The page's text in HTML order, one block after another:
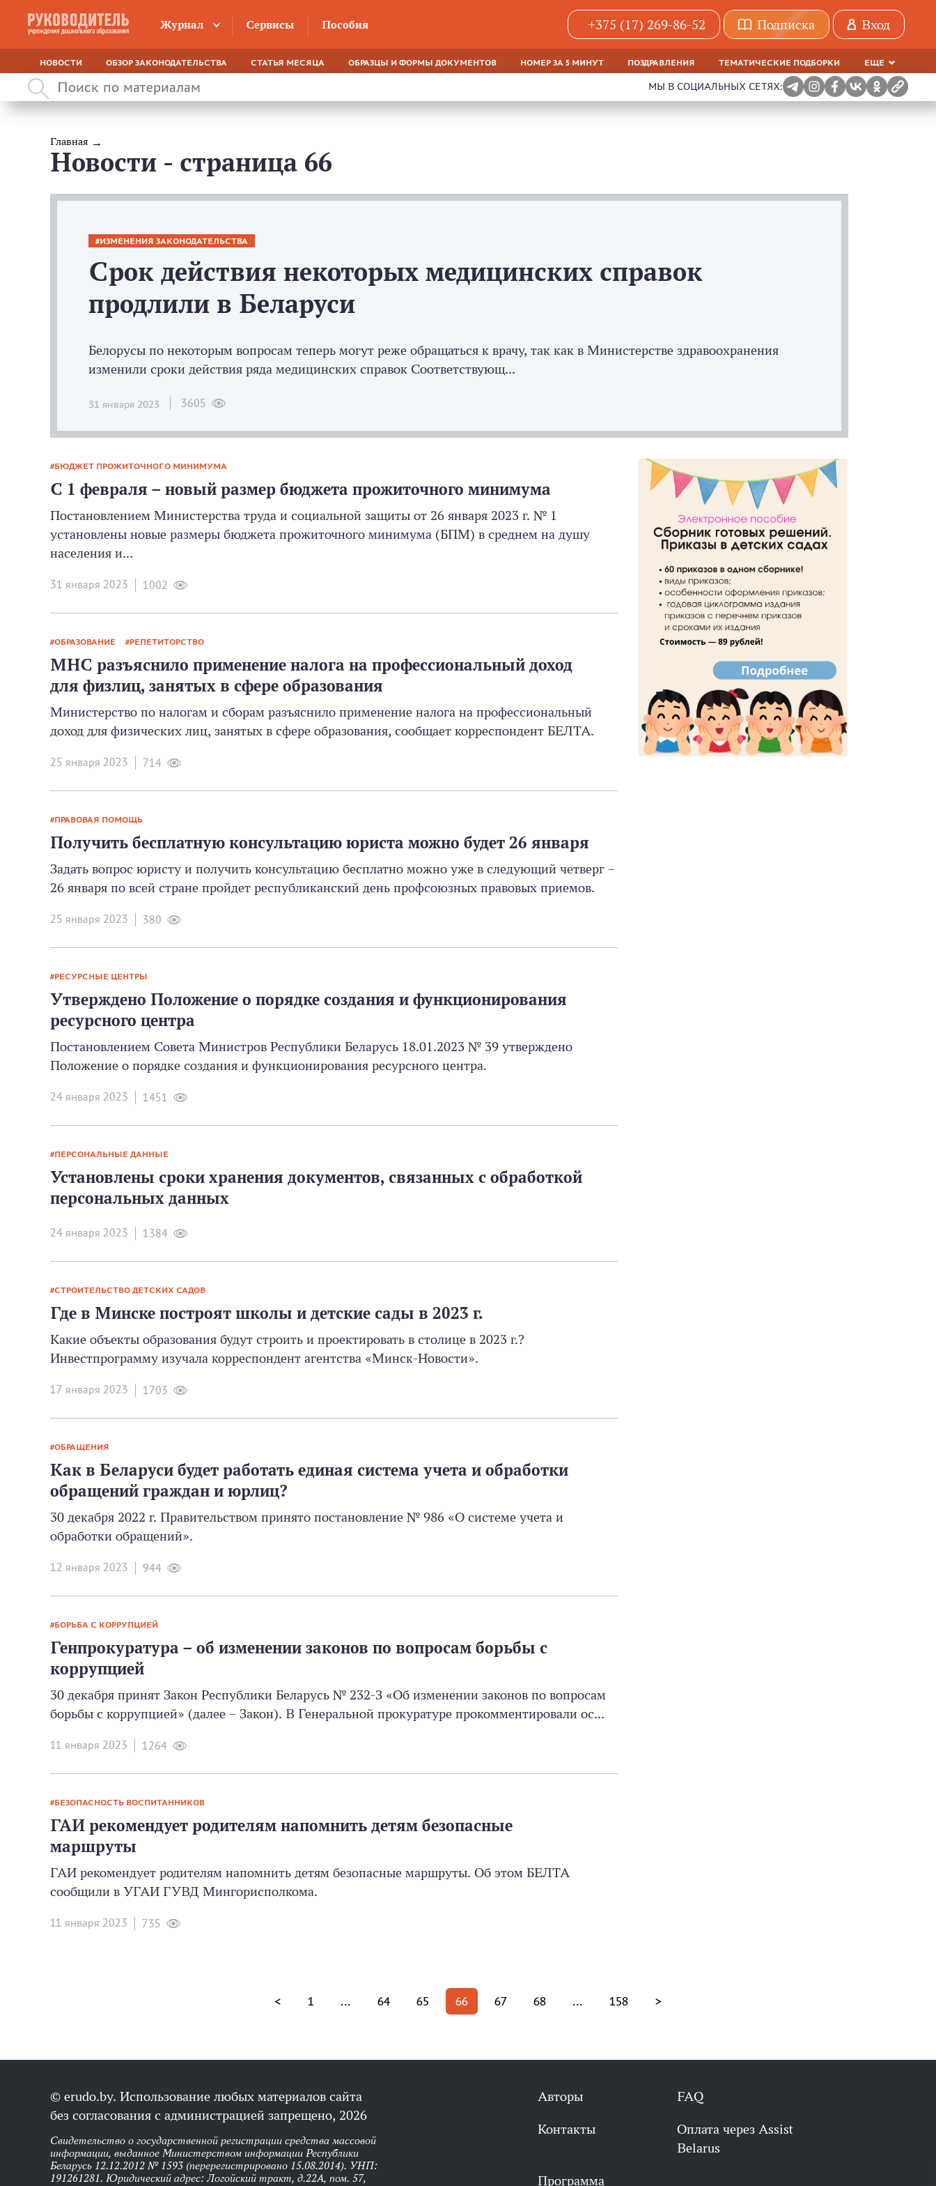
Журнал Сервисы Пособия +375 (17) 269-86-52 Подписка Вход
НОВОСТИ ОБЗОР ЗАКОНОДАТЕЛЬСТВА СТАТЬЯ МЕСЯЦА ОБРАЗЦЫ И ФОРМЫ ДОКУМЕНТОВ НОМЕР ЗА 5 МИНУТ ПОЗДРАВЛЕНИЯ ТЕМАТИЧЕСКИЕ ПОДБОРКИ ЕЩЕ
МЫ В СОЦИАЛЬНЫХ СЕТЯХ:
Главная
Новости - страница 66
ИЗМЕНЕНИЯ ЗАКОНОДАТЕЛЬСТВА
Срок действия некоторых медицинских справок
продлили в Беларуси
Белорусы по некоторым вопросам теперь могут реже обращаться к врачу, так как в Министерстве здравоохранения
изменили сроки действия ряда медицинских справок Соответствующ...
31 января 2023 3605
БЮДЖЕТ ПРОЖИТОЧНОГО МИНИМУМА
С 1 февраля – новый размер бюджета прожиточного минимума
Постановлением Министерства труда и социальной защиты от 26 января 2023 г. № 1
установлены новые размеры бюджета прожиточного минимума (БПМ) в среднем на душу
населения и...
31 января 2023 1002
ОБРАЗОВАНИЕ РЕПЕТИТОРСТВО
МНС разъяснило применение налога на профессиональный доход
для физлиц, занятых в сфере образования
Министерство по налогам и сборам разъяснило применение налога на профессиональный
доход для физических лиц, занятых в сфере образования, сообщает корреспондент БЕЛТА.
25 января 2023 714
ПРАВОВАЯ ПОМОЩЬ
Получить бесплатную консультацию юриста можно будет 26 января
Задать вопрос юристу и получить консультацию бесплатно можно уже в следующий четверг –
26 января по всей стране пройдет республиканский день профсоюзных правовых приемов.
25 января 2023 380
РЕСУРСНЫЕ ЦЕНТРЫ
Утверждено Положение о порядке создания и функционирования
ресурсного центра
Постановлением Совета Министров Республики Беларусь 18.01.2023 № 39 утверждено
Положение о порядке создания и функционирования ресурсного центра.
24 января 2023 1451
ПЕРСОНАЛЬНЫЕ ДАННЫЕ
Установлены сроки хранения документов, связанных с обработкой
персональных данных
24 января 2023 1384
СТРОИТЕЛЬСТВО ДЕТСКИХ САДОВ
Где в Минске построят школы и детские сады в 2023 г.
Какие объекты образования будут строить и проектировать в столице в 2023 г.?
Инвестпрограмму изучала корреспондент агентства «Минск-Новости».
17 января 2023 1703
ОБРАЩЕНИЯ
Как в Беларуси будет работать единая система учета и обработки
обращений граждан и юрлиц?
30 декабря 2022 г. Правительством принято постановление № 986 «О системе учета и
обработки обращений».
12 января 2023 944
БОРЬБА С КОРРУПЦИЕЙ
Генпрокуратура – об изменении законов по вопросам борьбы с
коррупцией
30 декабря принят Закон Республики Беларусь № 232-З «Об изменении законов по вопросам
борьбы с коррупцией» (далее – Закон). В Генеральной прокуратуре прокомментировали ос...
11 января 2023 1264
БЕЗОПАСНОСТЬ ВОСПИТАННИКОВ
ГАИ рекомендует родителям напомнить детям безопасные
маршруты
ГАИ рекомендует родителям напомнить детям безопасные маршруты. Об этом БЕЛТА
сообщили в УГАИ ГУВД Мингорисполкома.
11 января 2023 735
< 1 ... 64 65 66 67 68 ... 158 >
© erudo.by. Использование любых материалов сайта
без согласования с администрацией запрещено, 2026
Свидетельство о государственной регистрации средства массовой
информации, выданное Министерством информации Республики
Беларусь 12.12.2012 № 1593 (перерегистрировано 15.08.2014). УНП:
191261281. Юридический адрес: Логойский тракт, д.22А, пом. 57,
Авторы FAQ
Контакты
Оплата через Assist
Belarus
Программа